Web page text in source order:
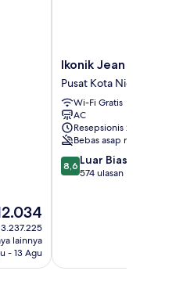
lainnya
- 13 Agu
Ikonik
Jean
Medecin
Pusat
Kota
Nice
Ikonik Jean Medecin
Pusat Kota Nice
Wi-Fi Gratis
AC
Resepsionis 24/7
Bebas asap rokok
8.6
dari
8,6 Luar Biasa
574 ulasan